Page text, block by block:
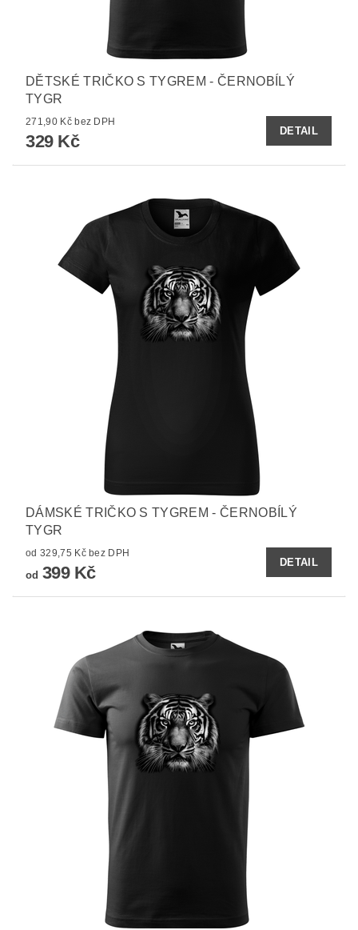
DĚTSKÉ TRIČKO S TYGREM - ČERNOBÍLÝ
TYGR
271,90 Kč bez DPH
329 Kč
DETAIL
DÁMSKÉ TRIČKO S TYGREM - ČERNOBÍLÝ
TYGR
od 329,75 Kč bez DPH
od 399 Kč
DETAIL